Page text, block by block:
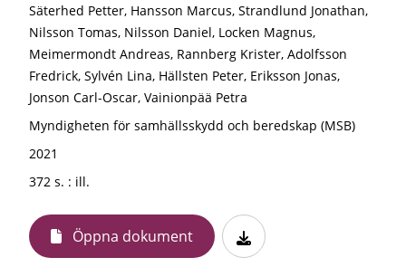
Säterhed Petter, Hansson Marcus, Strandlund Jonathan,
Nilsson Tomas, Nilsson Daniel, Locken Magnus,
Meimermondt Andreas, Rannberg Krister, Adolfsson
Fredrick, Sylvén Lina, Hällsten Peter, Eriksson Jonas,
Jonson Carl-Oscar, Vainionpää Petra
Myndigheten för samhällsskydd och beredskap (MSB)
2021
372 s. : ill.
Öppna dokument